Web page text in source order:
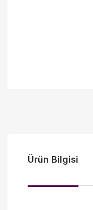
Ürün Bilgisi